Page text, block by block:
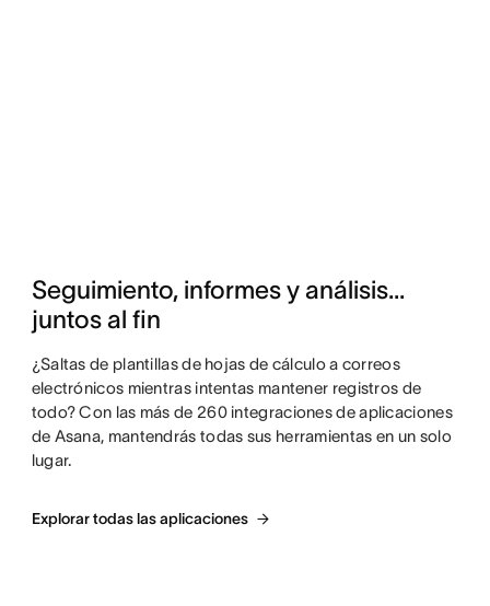
Seguimiento, informes y análisis...
juntos al fin
¿Saltas de plantillas de hojas de cálculo a correos
electrónicos mientras intentas mantener registros de
todo? Con las más de 260 integraciones de aplicaciones
de Asana, mantendrás todas sus herramientas en un solo
lugar.
Explorar todas las aplicaciones